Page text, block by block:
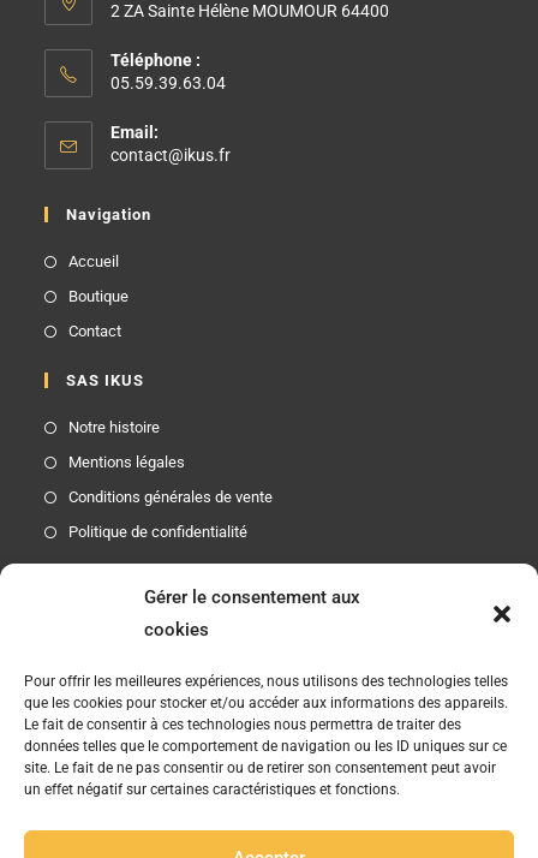
Gérer le consentement aux
cookies
Pour offrir les meilleures expériences, nous utilisons des technologies telles
que les cookies pour stocker et/ou accéder aux informations des appareils.
Le fait de consentir à ces technologies nous permettra de traiter des
données telles que le comportement de navigation ou les ID uniques sur ce
site. Le fait de ne pas consentir ou de retirer son consentement peut avoir
un effet négatif sur certaines caractéristiques et fonctions.
2 ZA Sainte Hélène MOUMOUR 64400
Téléphone :
05.59.39.63.04
Email:
contact@ikus.fr
Navigation
Accueil
Boutique
Contact
SAS IKUS
Notre histoire
Mentions légales
Conditions générales de vente
Politique de confidentialité
Etre Informé
Etre informé des nouveautés produits et des offres
promotionnelles
JO